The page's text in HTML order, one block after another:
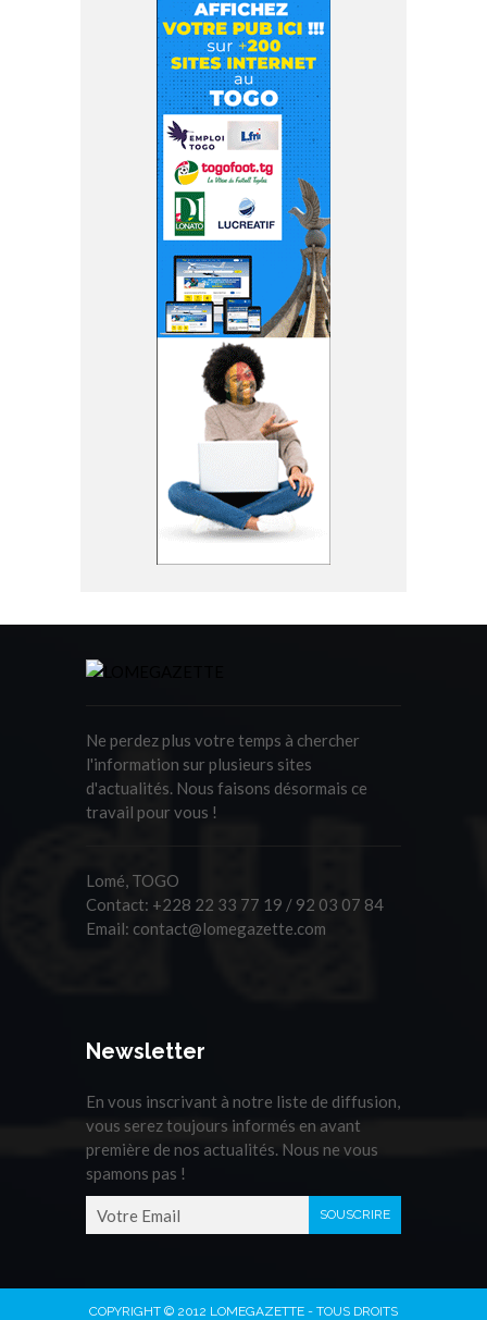
Ne perdez plus votre temps à chercher
l'information sur plusieurs sites
d'actualités. Nous faisons désormais ce
travail pour vous !
Lomé, TOGO
Contact: +228 22 33 77 19 / 92 03 07 84
Email: contact@lomegazette.com
Newsletter
En vous inscrivant à notre liste de diffusion,
vous serez toujours informés en avant
première de nos actualités. Nous ne vous
spamons pas !
COPYRIGHT © 2012 LOMEGAZETTE - TOUS DROITS